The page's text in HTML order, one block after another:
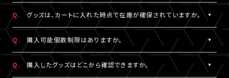
利用ください。
※グッズをご購入いただくには、LIVESHIPへの会員登録が必要と
なります。
※LIVESHIPへの会員登録については ［Q:LIVESHIPを利用するに
はどうすればいいですか。］をご参照ください。
クレジットカード決済、コンビニ決済がご利用いただけます。
Q. グッズは、カートに入れた時点で在庫が確保されていますか。
カートに入れた時点では在庫確保とはなりません。
ご注文手続きが完了した時点で在庫確保となります。
ただしコンビニ決済をご利用の場合、支払い期限を過ぎると在庫
確保はリセットされますので予めご了承ください。
Q. 購入可能個数制限はありますか。
A.
公演・グッズにより異なります。グッズ商品詳細ページなどでご確
認ください。
Q. 購入したグッズはどこから確認できますか。